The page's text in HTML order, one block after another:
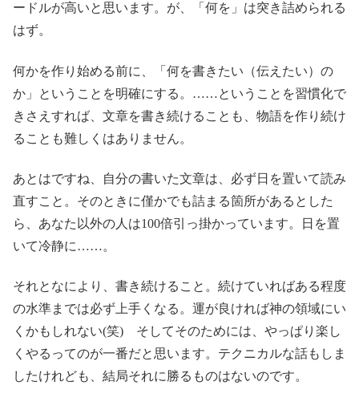
ードルが高いと思います。が、「何を」は突き詰められる
はず。
何かを作り始める前に、「何を書きたい（伝えたい）の
か」ということを明確にする。……ということを習慣化で
きさえすれば、文章を書き続けることも、物語を作り続け
ることも難しくはありません。
あとはですね、自分の書いた文章は、必ず日を置いて読み
直すこと。そのときに僅かでも詰まる箇所があるとした
ら、あなた以外の人は100倍引っ掛かっています。日を置
いて冷静に……。
それとなにより、書き続けること。続けていればある程度
の水準までは必ず上手くなる。運が良ければ神の領域にい
くかもしれない(笑) そしてそのためには、やっぱり楽し
くやるってのが一番だと思います。テクニカルな話もしま
したけれども、結局それに勝るものはないのです。